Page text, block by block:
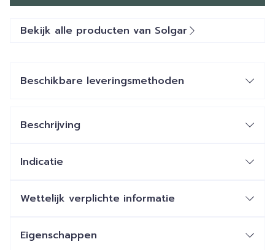
Bekijk alle producten van Solgar
Beschikbare leveringsmethoden
Beschrijving
Indicatie
Wettelijk verplichte informatie
Eigenschappen